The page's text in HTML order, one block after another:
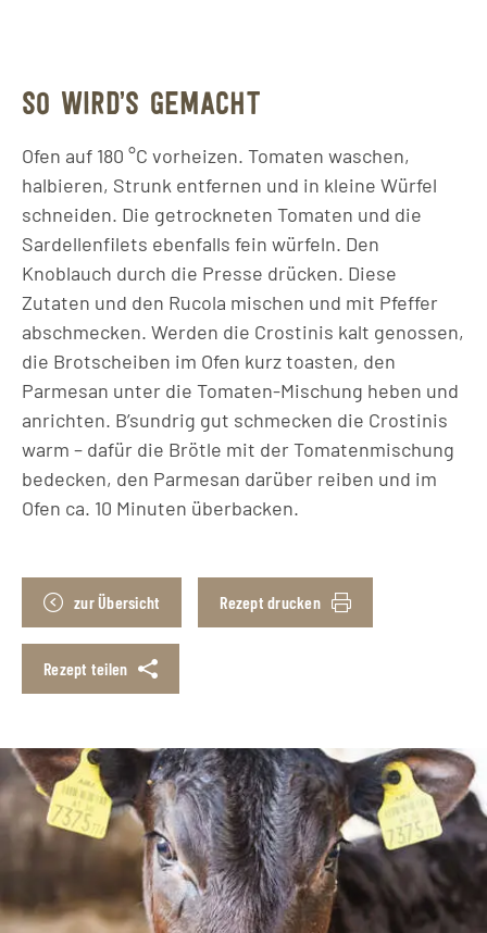
SO WIRD’S GEMACHT
Ofen auf 180 °C vorheizen. Tomaten waschen,
halbieren, Strunk entfernen und in kleine Würfel
schneiden. Die getrockneten Tomaten und die
Sardellenfilets ebenfalls fein würfeln. Den
Knoblauch durch die Presse drücken. Diese
Zutaten und den Rucola mischen und mit Pfeffer
abschmecken. Werden die Crostinis kalt genossen,
die Brotscheiben im Ofen kurz toasten, den
Parmesan unter die Tomaten-Mischung heben und
anrichten. B’sundrig gut schmecken die Crostinis
warm – dafür die Brötle mit der Tomatenmischung
bedecken, den Parmesan darüber reiben und im
Ofen ca. 10 Minuten überbacken.
zur Übersicht Rezept drucken
Rezept teilen